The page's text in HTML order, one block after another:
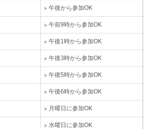
午後から参加OK
午前9時から参加OK
午後1時から参加OK
午後3時から参加OK
午後5時から参加OK
午後6時から参加OK
月曜日に参加OK
水曜日に参加OK